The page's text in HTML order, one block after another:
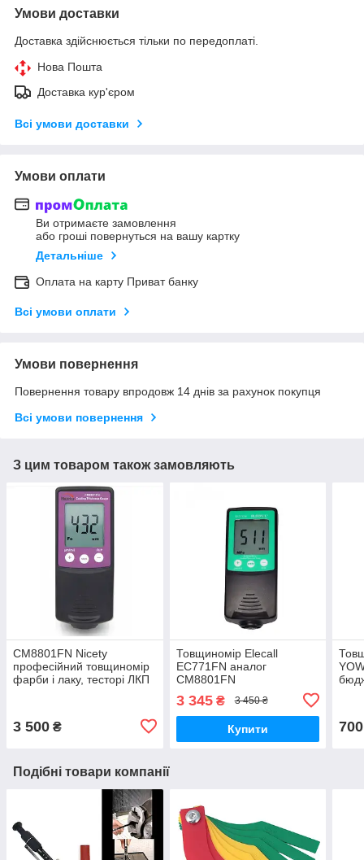
Умови доставки
Доставка здійснюється тільки по передоплаті.
Нова Пошта
Доставка кур'єром
Всі умови доставки
Умови оплати
Ви отримаєте замовлення
або гроші повернуться на вашу картку
Детальніше
Оплата на карту Приват банку
Всі умови оплати
Умови повернення
Повернення товару впродовж 14 днів за рахунок покупця
Всі умови повернення
З цим товаром також замовляють
СМ8801FN Nicety
професійний товщиномір
фарби і лаку, тесторі ЛКП
3 500 ₴
Товщиномір Elecall
EC771FN аналог
СМ8801FN
3 345₴ 3 450 ₴
Купити 700
Подібні товари компанії